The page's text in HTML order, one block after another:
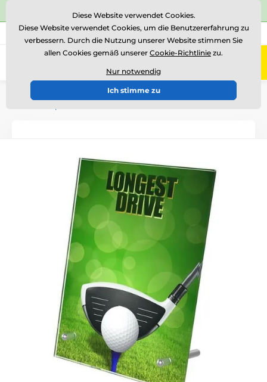
⭐Siehe 504 verifizierte Bewertungen auf
Rufen Sie uns an (Mo-Fr 15-18) +43 676 361 37 22
0
Einführung Auszeichnungen nach Thema
Diese Website verwendet Cookies.
Diese Website verwendet Cookies, um die Benutzererfahrung zu
verbessern. Durch die Nutzung unserer Website stimmen Sie
allen Cookies gemäß unserer Cookie-Richtlinie zu.
Nur notwendig
Ich stimme zu